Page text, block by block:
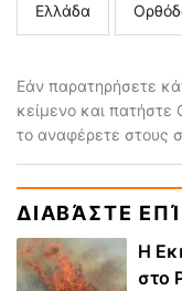
Ελλάδα
Εάν παρατηρήσετε
κείμενο και πατήστε
το αναφέρετε στους
ΔΙΑΒΆΣΤΕ
Η
στο